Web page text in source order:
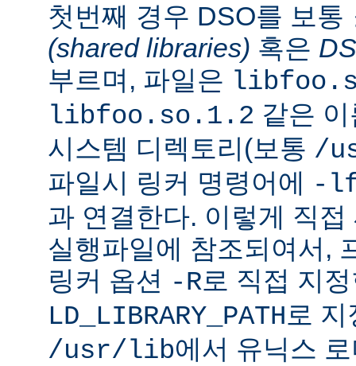
첫번째 경우 DSO를 보통
(shared libraries) 혹은
부르며, 파일은
libfoo.so.1.2 같은
시스템 디렉토리(보통 /
파일시 링커 명령어에
-
과 연결한다. 이렇게 직
실행파일에 참조되여서,
링커 옵션 -R로 직접 지
LD_LIBRARY_PATH 로
/usr/lib에서 유닉스